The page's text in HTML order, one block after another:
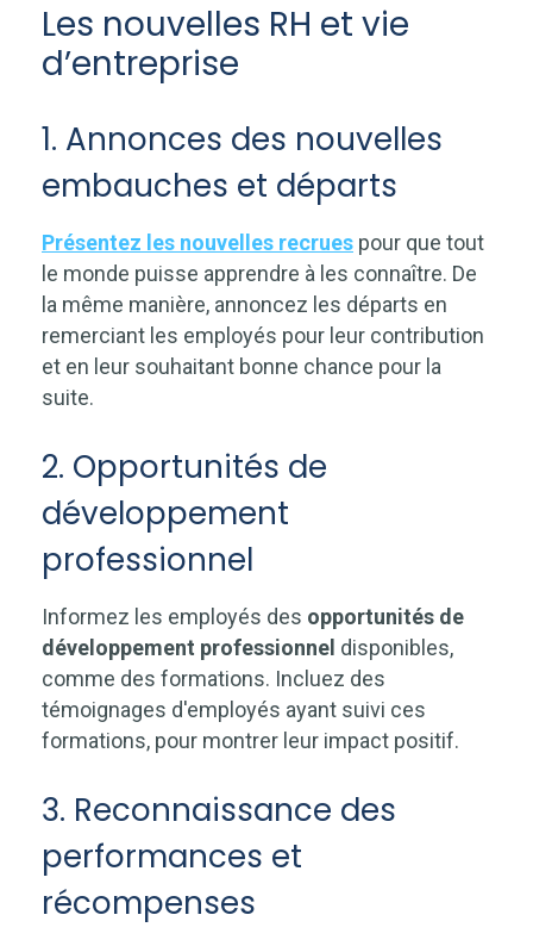
Les nouvelles RH et vie
d’entreprise
1. Annonces des nouvelles
embauches et départs
Présentez les nouvelles recrues pour que tout
le monde puisse apprendre à les connaître. De
la même manière, annoncez les départs en
remerciant les employés pour leur contribution
et en leur souhaitant bonne chance pour la
suite.
2. Opportunités de
développement
professionnel
Informez les employés des opportunités de
développement professionnel disponibles,
comme des formations. Incluez des
témoignages d'employés ayant suivi ces
formations, pour montrer leur impact positif.
3. Reconnaissance des
performances et
récompenses